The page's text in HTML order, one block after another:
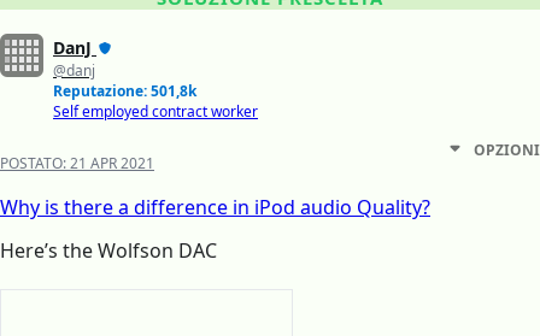
DanJ
@danj
Reputazione: 501,8k
Self employed contract worker
POSTATO:21 APR 2021
OPZIONI
Why is there a difference in iPod audio Quality?
Here’s the Wolfson DAC